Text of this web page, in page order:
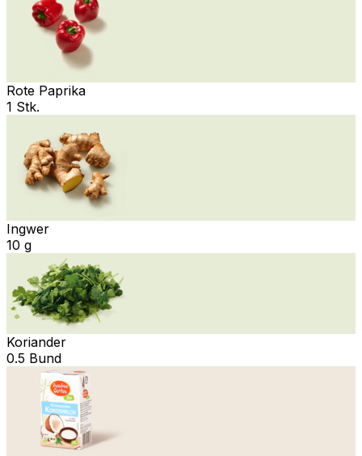
Rote Paprika
1 Stk.
Ingwer
10 g
Koriander
0.5 Bund